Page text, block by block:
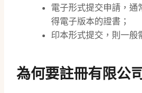
電子形式提交申請，通
得電子版本的證書；
印本形式提交，則一般
為何要註冊有限公